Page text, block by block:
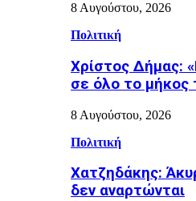
8 Αυγούστου, 2026
Πολιτική
Χρίστος Δήμας:
σε όλο το μήκος
8 Αυγούστου, 2026
Πολιτική
Χατζηδάκης:
δεν αναρτώνται